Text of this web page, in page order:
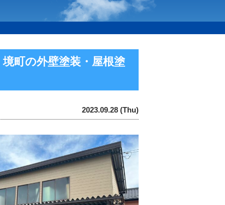
町の外壁塗装・屋根塗
2023.09.28 (Thu)